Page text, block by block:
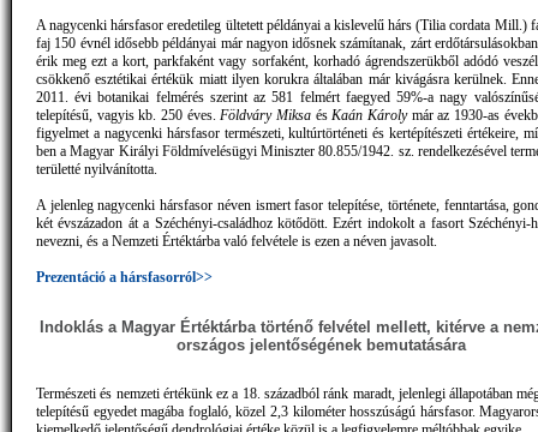
A nagycenki hársfasor eredetileg ültetett példányai a kislevelű hárs (Tilia cordata Mill.)
faj 150 évnél idősebb példányai már nagyon idősnek számítanak, zárt
érik meg ezt a kort, parkfaként vagy sorfaként, korhadó ágrendszerükből adódó
csökkenő esztétikai értékük miatt ilyen korukra általában már kivágásra kerülnek.
2011. évi botanikai felmérés szerint az 581 felmért faegyed 59%-a nagy
telepítésű, vagyis kb. 250 éves.Földváry Miksa ésKaán Károlymár az 1930-as
figyelmet a nagycenki hársfasor természeti, kultúrtörténeti és kertépítészeti értékeire,
ben a Magyar Királyi Földmívelésügyi Miniszter 80.855/1942. sz. rendelkezésével
területté nyilvánította.
A jelenleg nagycenki hársfasor néven ismert fasor telepítése, története, fenntartása,
két évszázadon át a Széchényi-családhoz kötődött. Ezért indokolt a fasort Széchényi-
nevezni, és a Nemzeti Értéktárba való felvétele is ezen a néven javasolt.
Prezentáció a hársfasorról>>
Indoklás a Magyar Értéktárba történő felvétel mellett, kitérve a
országos jelentőségének bemutatására
Természeti és nemzeti értékünk ez a 18. századból ránk maradt, jelenlegi állapotában
telepítésű egyedet magába foglaló, közel 2,3 kilométer hosszúságú hársfasor.